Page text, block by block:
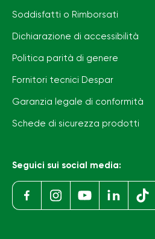
Soddisfatti o Rimborsati
Dichiarazione di accessibilità
Politica parità di genere
Fornitori tecnici Despar
Garanzia legale di conformità
Schede di sicurezza prodotti
Seguici sui social media: